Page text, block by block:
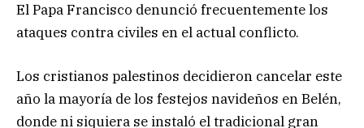
El Papa Francisco denunció frecuentemente los
ataques contra civiles en el actual conflicto.
Los cristianos palestinos decidieron cancelar este
año la mayoría de los festejos navideños en Belén,
donde ni siquiera se instaló el tradicional gran